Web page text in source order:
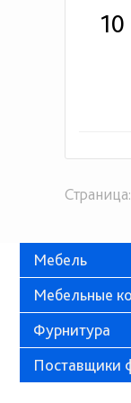
10
Страница:
Мебель
Мебельные
Фурнитура
Поставщики